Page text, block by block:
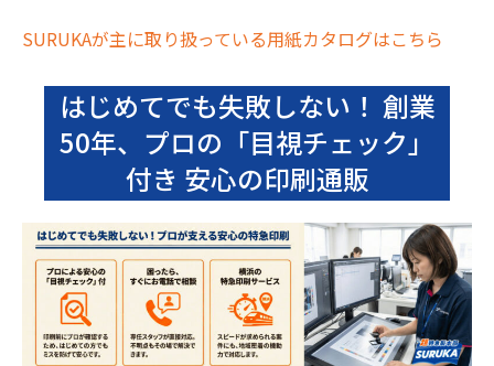
SURUKAが主に取り扱っている用紙カタログはこちら
はじめてでも失敗しない！ 創業
50年、プロの「目視チェック」
付き 安心の印刷通販